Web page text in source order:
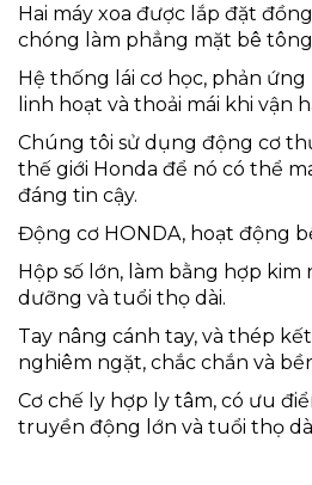
Hai máy xoa được lắp đặt
chóng làm phẳng mặt bê tông
Hệ thống lái cơ học, phản ứng
linh hoạt và thoải mái khi vận
Chúng tôi sử dụng động cơ
thế giới Honda để nó có thể
đáng tin cậy.
Động cơ HONDA, hoạt động
Hộp số lớn, làm bằng hợp kim
dưỡng và tuổi thọ dài.
Tay nâng cánh tay, và thép
nghiêm ngặt, chắc chắn và
Cơ chế ly hợp ly tâm, có ưu
truyền động lớn và tuổi thọ